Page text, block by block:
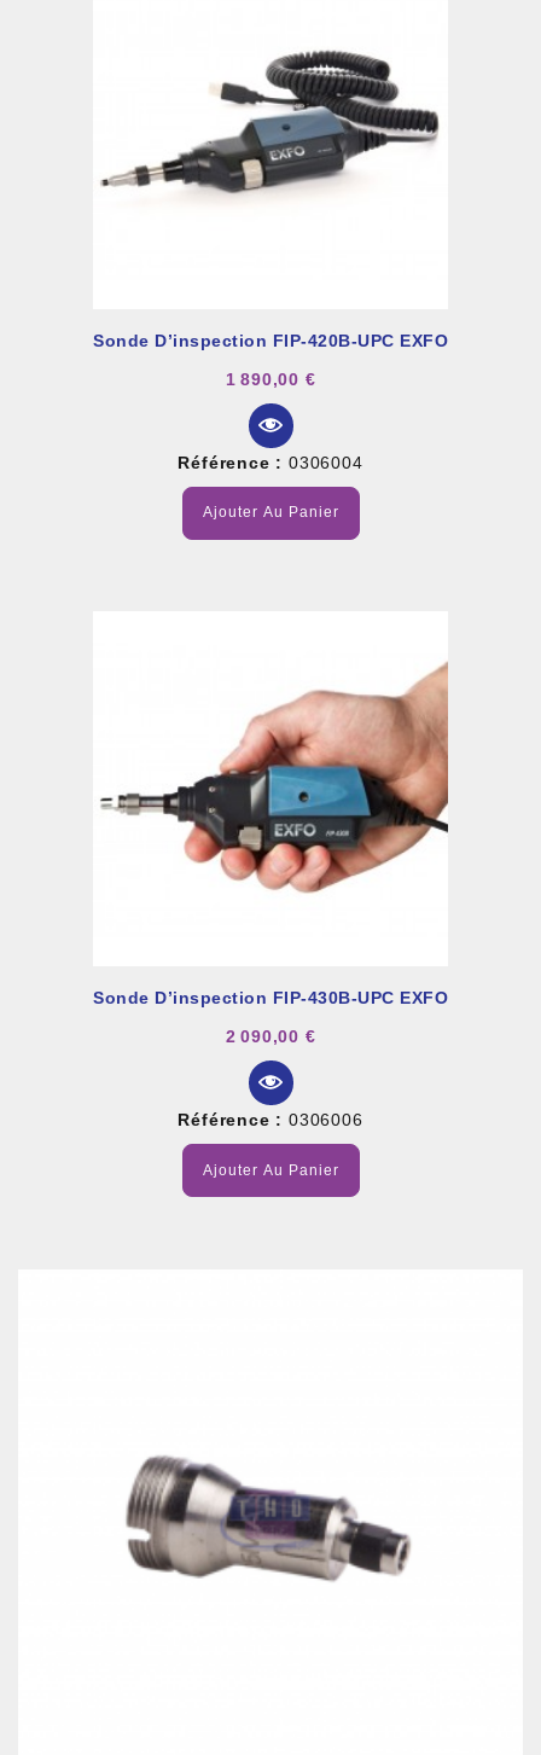
Sonde D’inspection FIP-420B-UPC EXFO
1 890,00 €
Référence : 0306004
Ajouter Au Panier
Sonde D’inspection FIP-430B-UPC EXFO
2 090,00 €
Référence : 0306006
Ajouter Au Panier